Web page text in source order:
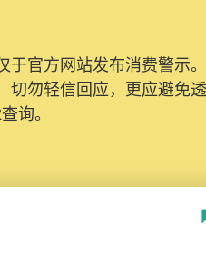
于官方网站发布消费警示
切勿轻信回应，更应避免
询。